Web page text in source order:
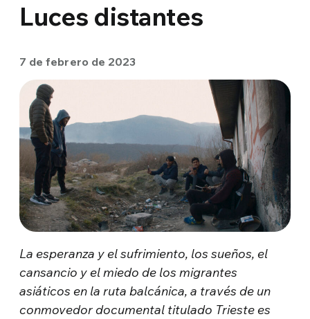
Luces distantes
7 de febrero de 2023
La esperanza y el sufrimiento, los sueños, el
cansancio y el miedo de los migrantes
asiáticos en la ruta balcánica, a través de un
conmovedor documental titulado Trieste es